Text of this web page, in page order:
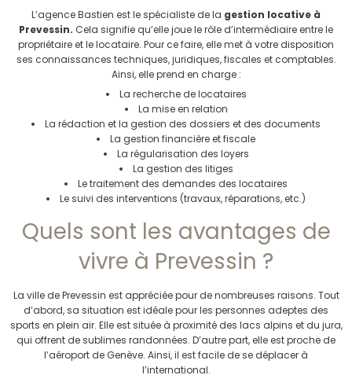
L’agence Bastien est le spécialiste de la gestion locative à
Prevessin. Cela signifie qu’elle joue le rôle d’intermédiaire entre le
propriétaire et le locataire. Pour ce faire, elle met à votre disposition
ses connaissances techniques, juridiques, fiscales et comptables.
Ainsi, elle prend en charge :
La recherche de locataires
La mise en relation
La rédaction et la gestion des dossiers et des documents
La gestion financière et fiscale
La régularisation des loyers
La gestion des litiges
Le traitement des demandes des locataires
Le suivi des interventions (travaux, réparations, etc.)
Quels sont les avantages de
vivre à Prevessin ?
La ville de Prevessin est appréciée pour de nombreuses raisons. Tout
d’abord, sa situation est idéale pour les personnes adeptes des
sports en plein air. Elle est située à proximité des lacs alpins et du jura,
qui offrent de sublimes randonnées. D’autre part, elle est proche de
l’aéroport de Genève. Ainsi, il est facile de se déplacer à
l’international.